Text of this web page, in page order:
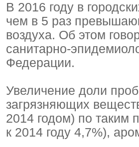
В 2016 году в
чем в 5 раз
воздуха. Об этом
санитарно-
Федерации.
Увеличение доли
загрязняющих
2014 годом) по таким
к 2014 году 4,7%),